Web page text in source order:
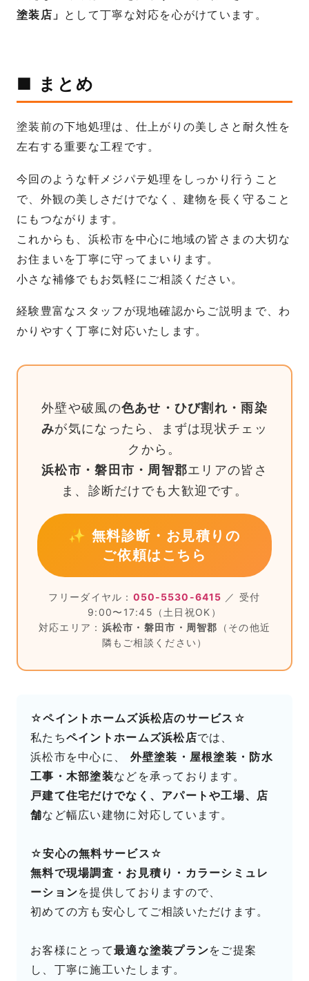
塗装店」 として丁寧な対応を心がけています。
■ まとめ
塗装前の下地処理は、仕上がりの美しさと耐久性を
左右する重要な工程です。
今回のような軒メジパテ処理をしっかり行うこと
で、外観の美しさだけでなく、建物を長く守ること
にもつながります。
これからも、浜松市を中心に地域の皆さまの大切な
お住まいを丁寧に守ってまいります。
小さな補修でもお気軽にご相談ください。
経験豊富なスタッフが現地確認からご説明まで、わ
かりやすく丁寧に対応いたします。
外壁や破風の色あせ・ひび割れ・雨染
みが気になったら、まずは現状チェッ
クから。
浜松市・磐田市・周智郡エリアの皆さ
ま、診断だけでも大歓迎です。
✨ 無料診断・お見積りの
ご依頼はこちら
フリーダイヤル： 050-5530-6415 ／ 受付
9:00〜17:45（土日祝OK）
対応エリア： 浜松市・磐田市・周智郡 （その他近
隣もご相談ください）
☆ペイントホームズ浜松店のサービス ☆
私たちペイントホームズ浜松店では、
浜松市を中心に、 外壁塗装・屋根塗装・防水
工事・木部塗装などを承っております。
戸建て住宅だけでなく、アパートや工場、店
舗など幅広い建物に対応しています。
☆安心の無料サービス ☆
無料で現場調査・お見積り・カラーシミュレ
ーションを提供しておりますので、
初めての方も安心してご相談いただけます。
お客様にとって最適な塗装プランをご提案
し、丁寧に施工いたします。